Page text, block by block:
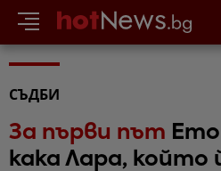
СЪДБИ
За първи път
кака Лара, който